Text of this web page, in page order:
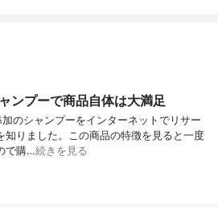
ンプーで商品自体は大満足
のシャンプーをインターネットでリサー
知りました。この商品の特徴を見ると一度
で購…続きを見る